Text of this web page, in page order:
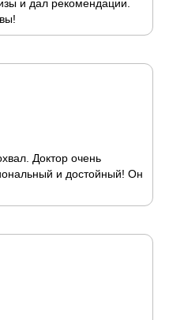
и дал рекомендации.
Доктор очень
и достойный! Он